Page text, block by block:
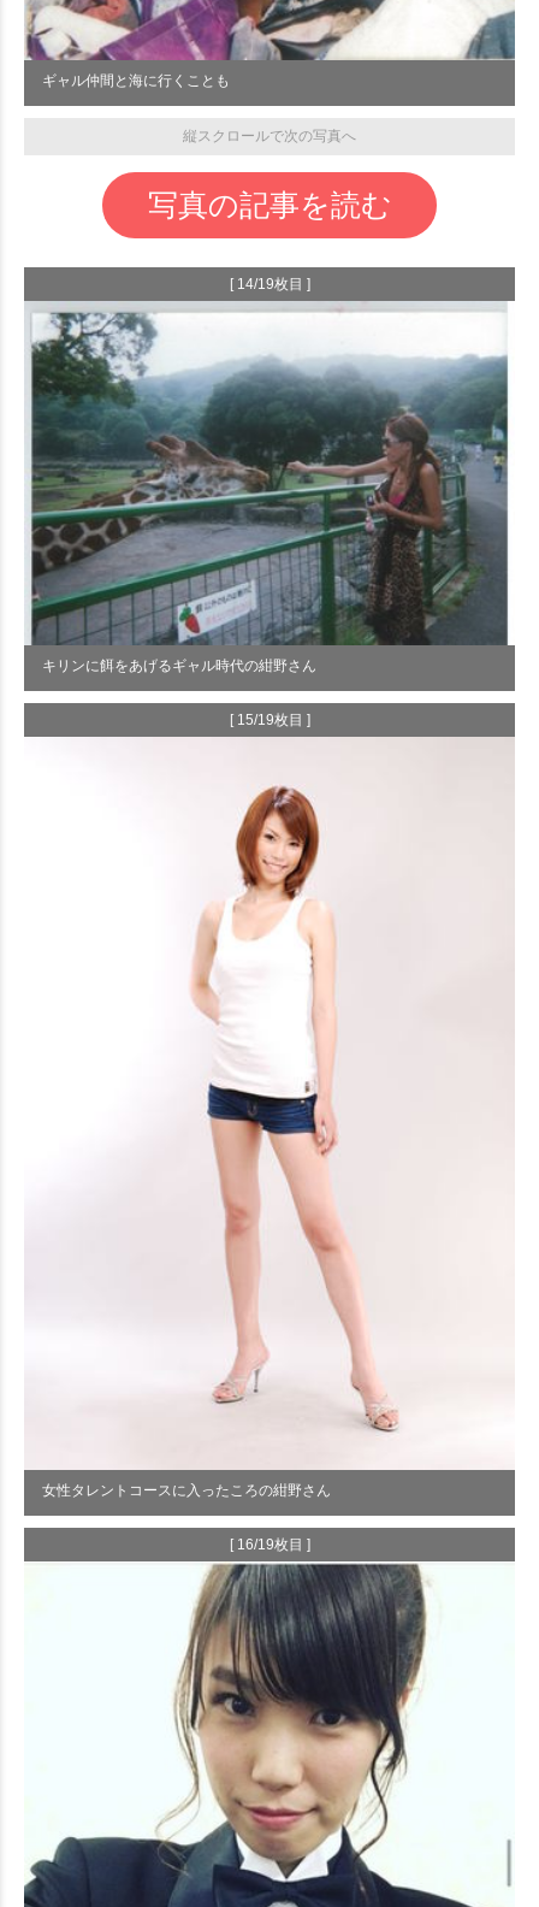
ギャル仲間と海に行くことも
縦スクロールで次の写真へ
写真の記事を読む
[ 14/19枚目 ]
キリンに餌をあげるギャル時代の紺野さん
[ 15/19枚目 ]
女性タレントコースに入ったころの紺野さん
[ 16/19枚目 ]